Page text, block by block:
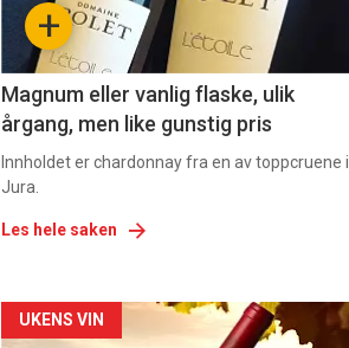
+
Magnum eller vanlig flaske, ulik
årgang, men like gunstig pris
Innholdet er chardonnay fra en av toppcruene i
Jura.
Les hele saken
Forsiden
UKENS VIN